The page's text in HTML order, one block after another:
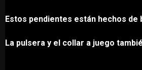
Estos pendientes están hechos de
La pulsera y el collar a juego